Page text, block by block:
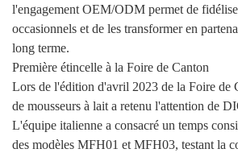
l'engagement OEM/ODM permet de
occasionnels et de les transformer en
long terme.
Première étincelle à la Foire de Canton
Lors de l'édition d'avril 2023 de la Foire de
de mousseurs à lait a retenu l'attention de
L'équipe italienne a consacré un temps
des modèles MFH01 et MFH03, testant la